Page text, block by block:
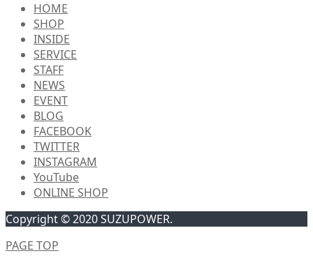
HOME
SHOP
INSIDE
SERVICE
STAFF
NEWS
EVENT
BLOG
FACEBOOK
TWITTER
INSTAGRAM
YouTube
ONLINE SHOP
Copyright © 2020 SUZUPOWER.
PAGE TOP